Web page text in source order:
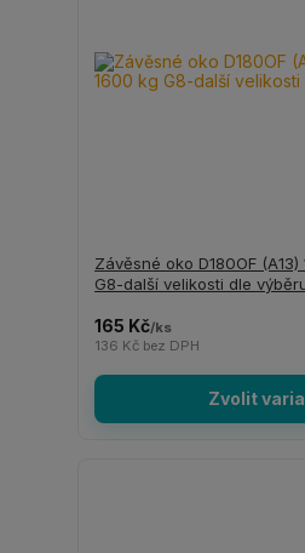
Závěsné oko D180OF
G8-další velikosti dle
165 Kč/ks
136 Kč bez DPH
Zvolit